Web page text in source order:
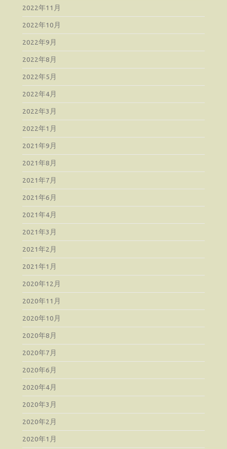
2022年11月
2022年10月
2022年9月
2022年8月
2022年5月
2022年4月
2022年3月
2022年1月
2021年9月
2021年8月
2021年7月
2021年6月
2021年4月
2021年3月
2021年2月
2021年1月
2020年12月
2020年11月
2020年10月
2020年8月
2020年7月
2020年6月
2020年4月
2020年3月
2020年2月
2020年1月